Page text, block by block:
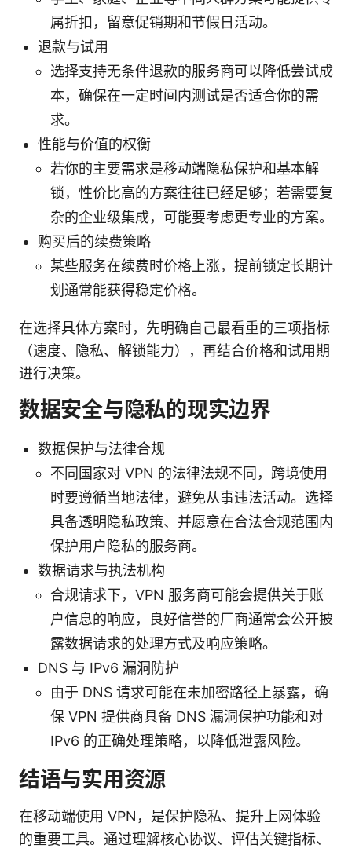
属折扣，留意促销期和节假日活动。
退款与试用
选择支持无条件退款的服务商可以降低尝试成
本，确保在一定时间内测试是否适合你的需
求。
性能与价值的权衡
若你的主要需求是移动端隐私保护和基本解
锁，性价比高的方案往往已经足够；若需要复
杂的企业级集成，可能要考虑更专业的方案。
购买后的续费策略
某些服务在续费时价格上涨，提前锁定长期计
划通常能获得稳定价格。
在选择具体方案时，先明确自己最看重的三项指标
（速度、隐私、解锁能力），再结合价格和试用期
进行决策。
数据安全与隐私的现实边界
数据保护与法律合规
不同国家对 VPN 的法律法规不同，跨境使用
时要遵循当地法律，避免从事违法活动。选择
具备透明隐私政策、并愿意在合法合规范围内
保护用户隐私的服务商。
数据请求与执法机构
合规请求下，VPN 服务商可能会提供关于账
户信息的响应，良好信誉的厂商通常会公开披
露数据请求的处理方式及响应策略。
DNS 与 IPv6 漏洞防护
由于 DNS 请求可能在未加密路径上暴露，确
保 VPN 提供商具备 DNS 漏洞保护功能和对
IPv6 的正确处理策略，以降低泄露风险。
结语与实用资源
在移动端使用 VPN，是保护隐私、提升上网体验
的重要工具。通过理解核心协议、评估关键指标、